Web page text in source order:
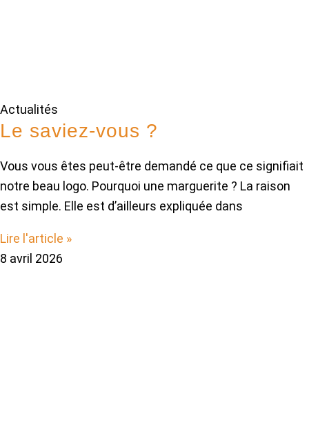
Actualités
Le saviez-vous ?
Vous vous êtes peut-être demandé ce que ce signifiait
notre beau logo. Pourquoi une marguerite ? La raison
est simple. Elle est d’ailleurs expliquée dans
Lire l'article »
8 avril 2026